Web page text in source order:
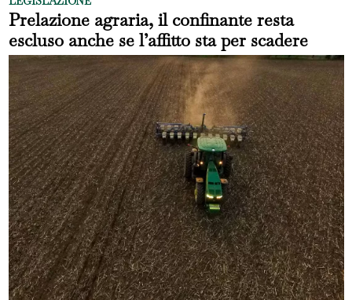
Prelazione agraria, il confinante resta
escluso anche se l’affitto sta per scadere